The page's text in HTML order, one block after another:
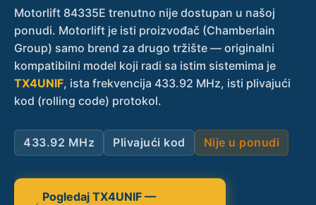
Motorlift 84335E trenutno nije dostupan u našoj
ponudi. Motorlift je isti proizvođač (Chamberlain
Group) samo brend za drugo tržište — originalni
kompatibilni model koji radi sa istim sistemima je
TX4UNIF, ista frekvencija 433.92 MHz, isti plivajući
kod (rolling code) protokol.
433.92 MHz Plivajući kod Nije u ponudi
Pogledaj TX4UNIF —